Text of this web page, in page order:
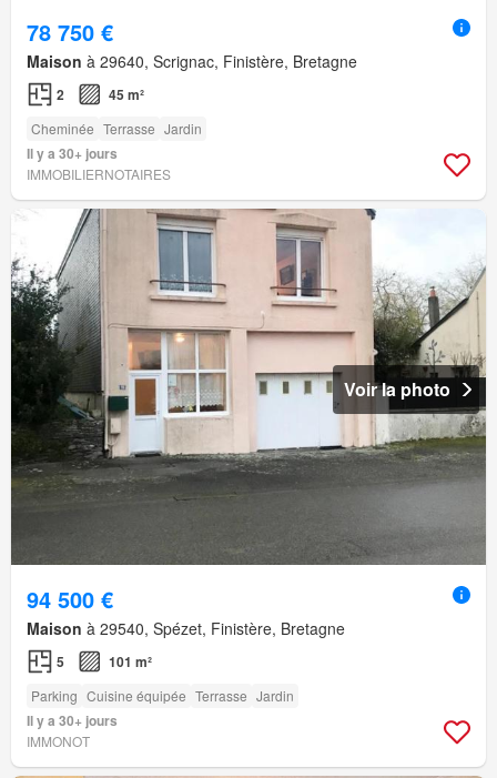
78 750 €
Maison à 29640, Scrignac, Finistère, Bretagne
2 45 m²
Cheminée Terrasse Jardin
Il y a 30+ jours
IMMOBILIERNOTAIRES
Voir la photo
94 500 €
Maison à 29540, Spézet, Finistère, Bretagne
5 101 m²
Parking Cuisine équipée Terrasse Jardin
Il y a 30+ jours
IMMONOT